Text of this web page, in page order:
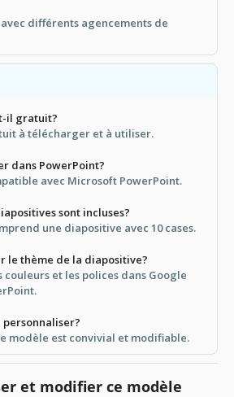
différents agencements de
il gratuit?
à télécharger et à utiliser.
dans PowerPoint?
avec Microsoft PowerPoint.
sont incluses?
une diapositive avec 10 cases.
le thème de la diapositive?
couleurs et les polices dans Google
personnaliser?
modèle est convivial et modifiable.
et modifier ce modèle